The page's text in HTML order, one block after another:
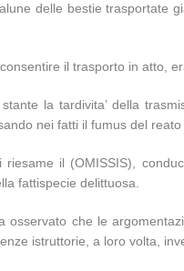
delle bestie
il trasporto in atto,
la tardivita’ della
nei fatti il fumus del reato
il (OMISSIS),
fattispecie delittuosa.
che le
istruttorie, a loro volta,